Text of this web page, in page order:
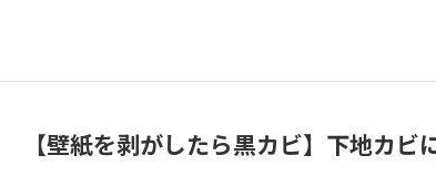
【壁紙を剥がしたら黒カビ】下地カ